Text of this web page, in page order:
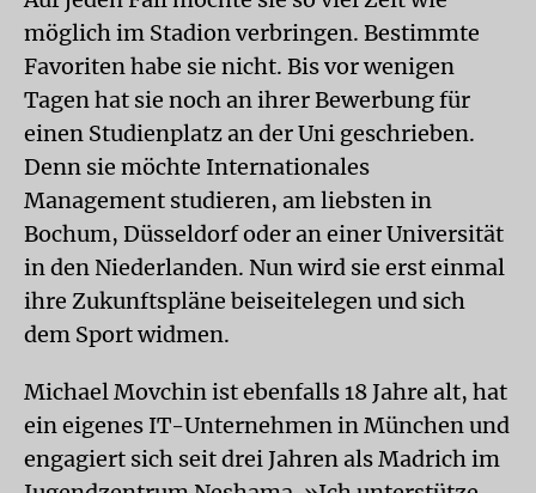
möglich im Stadion verbringen. Bestimmte
Favoriten habe sie nicht. Bis vor wenigen
Tagen hat sie noch an ihrer Bewerbung für
einen Studienplatz an der Uni geschrieben.
Denn sie möchte Internationales
Management studieren, am liebsten in
Bochum, Düsseldorf oder an einer Universität
in den Niederlanden. Nun wird sie erst einmal
ihre Zukunftspläne beiseitelegen und sich
dem Sport widmen.
Michael Movchin ist ebenfalls 18 Jahre alt, hat
ein eigenes IT-Unternehmen in München und
engagiert sich seit drei Jahren als Madrich im